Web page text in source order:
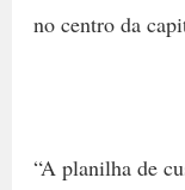
no centro da
“A planilha de